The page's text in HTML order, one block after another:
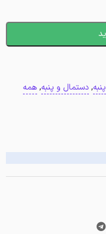
پنبه,دستمال و پنبه,همه